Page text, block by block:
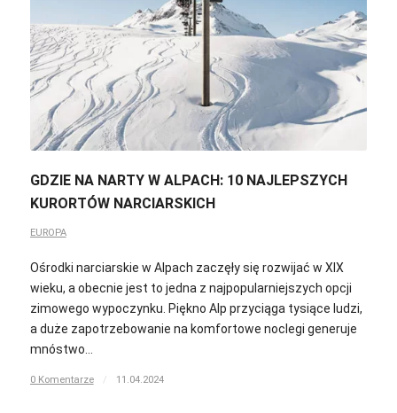
GDZIE NA NARTY W ALPACH: 10 NAJLEPSZYCH
KURORTÓW NARCIARSKICH
EUROPA
Ośrodki narciarskie w Alpach zaczęły się rozwijać w XIX
wieku, a obecnie jest to jedna z najpopularniejszych opcji
zimowego wypoczynku. Piękno Alp przyciąga tysiące ludzi,
a duże zapotrzebowanie na komfortowe noclegi generuje
mnóstwo…
0 Komentarze / 11.04.2024